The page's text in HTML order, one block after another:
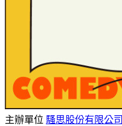
主辦單位 騷思股份有限公司